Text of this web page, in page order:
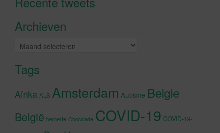
Klik om marketing cookies te
Archieven
Archieven
Tags
Afrika ALS Amsterdam Autisme Belgie
België beroerte Chocolade COVID-19 COVID-19-